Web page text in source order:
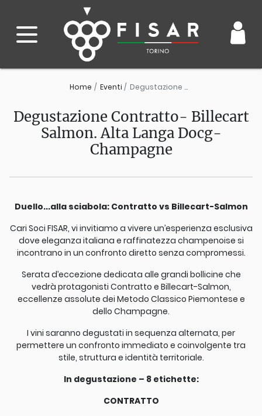
Home Eventi Degustazione Contratto- Billecart Salmon. Alta Langa Docg-Champagne
Degustazione Contratto- Billecart
Salmon. Alta Langa Docg-
Champagne
Duello...alla sciabola: Contratto vs Billecart-Salmon
Cari Soci FISAR, vi invitiamo a vivere un’esperienza esclusiva
dove eleganza italiana e raffinatezza champenoise si
incontrano in un confronto diretto senza compromessi.
Serata d’eccezione dedicata alle grandi bollicine che
vedrà protagonisti Contratto e Billecart-Salmon,
eccellenze assolute dei Metodo Classico Piemontese e
dello Champagne.
I vini saranno degustati in sequenza alternata, per
permettere un confronto immediato e coinvolgente tra
stile, struttura e identità territoriale.
In degustazione – 8 etichette:
CONTRATTO